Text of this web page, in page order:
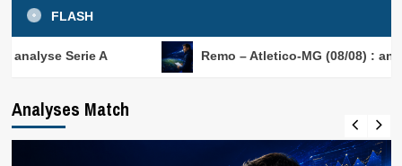
FLASH
A Remo – Atletico-MG (08/08) : analyse Serie A
Analyses Match